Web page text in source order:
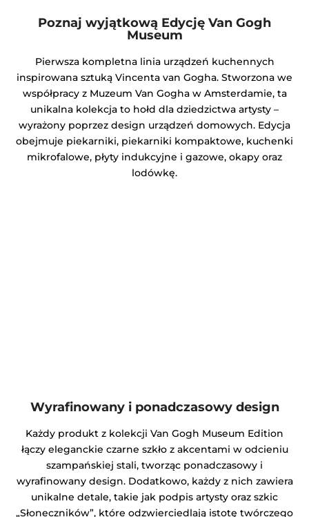
Poznaj wyjątkową Edycję Van Gogh
Museum
Pierwsza kompletna linia urządzeń kuchennych
inspirowana sztuką Vincenta van Gogha. Stworzona we
współpracy z Muzeum Van Gogha w Amsterdamie, ta
unikalna kolekcja to hołd dla dziedzictwa artysty –
wyrażony poprzez design urządzeń domowych. Edycja
obejmuje piekarniki, piekarniki kompaktowe, kuchenki
mikrofalowe, płyty indukcyjne i gazowe, okapy oraz
lodówkę.
Wyrafinowany i ponadczasowy design
Każdy produkt z kolekcji Van Gogh Museum Edition
łączy eleganckie czarne szkło z akcentami w odcieniu
szampańskiej stali, tworząc ponadczasowy i
wyrafinowany design. Dodatkowo, każdy z nich zawiera
unikalne detale, takie jak podpis artysty oraz szkic
„Słoneczników”, które odzwierciedlają istotę twórczego